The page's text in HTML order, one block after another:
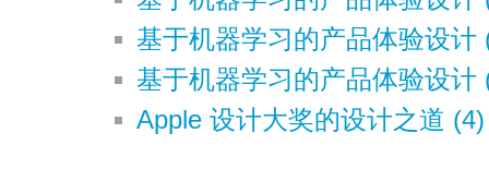
基于机器学习的产品体验设计
基于机器学习的产品体验设
Apple 设计大奖的设计之道